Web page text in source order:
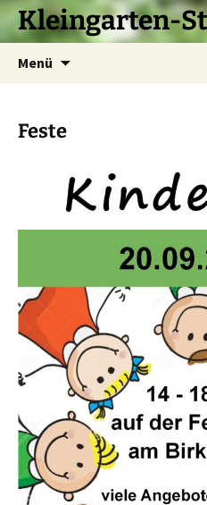
Kleingarten-
Menü
Feste